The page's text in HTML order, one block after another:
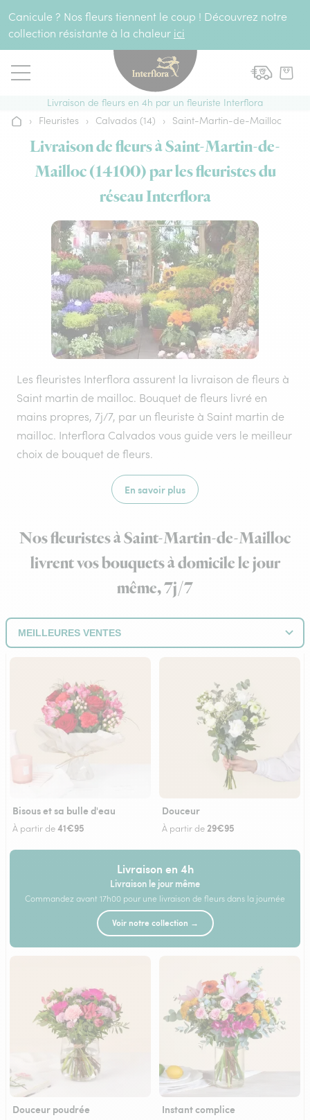
Canicule ? Nos fleurs tiennent le coup ! Découvrez notre
collection résistante à la chaleur ici
Livraison de fleurs en 4h par un fleuriste Interflora
Accueil
› Fleuristes › Calvados (14) › Saint-Martin-de-Mailloc
Livraison de fleurs à Saint-Martin-de-
Mailloc (14100) par les fleuristes du
réseau Interflora
Les fleuristes Interflora assurent la livraison de fleurs à
Saint martin de mailloc. Bouquet de fleurs livré en
mains propres, 7j/7, par un fleuriste à Saint martin de
mailloc. Interflora Calvados vous guide vers le meilleur
choix de bouquet de fleurs.
En savoir plus
Nos fleuristes à Saint-Martin-de-Mailloc
livrent vos bouquets à domicile le jour
même, 7j/7
Bisous et sa bulle d'eau
À partir de41€95
Douceur
À partir de29€95
Livraison en 4h
Livraison le jour même
Commandez avant 17h00 pour une livraison de fleurs dans la journée
Voir notre collection →
Douceur poudrée Instant complice